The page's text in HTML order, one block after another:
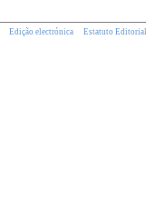
Edição electrónica Estatuto Editorial